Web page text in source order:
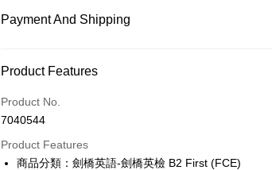
Payment And Shipping
Payment Method
Credit Card (Full Payment)
Convenience Store Pickup and Pay
Apple Pay
Product Features
Product No.
7040544
Product Features
商品分類：劍橋英語-劍橋英檢 B2 First (FCE)